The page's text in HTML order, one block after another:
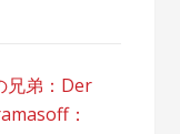
兄弟：Der
：